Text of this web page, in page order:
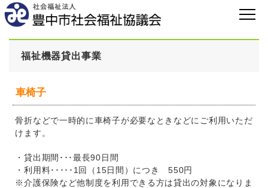
福祉機器貸出事業
車椅子
骨折などで一時的に車椅子が必要なときなどにご利用いただ
けます。
・貸出期間･･･最長90日間
・利用料･････1回（15日間）につき 550円
※介護保険など他制度を利用できる方は貸出の対象になりま